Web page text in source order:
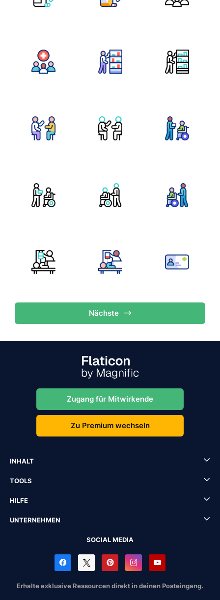
Nächste
Zugang für Mitwirkende
Zu Premium wechseln
INHALT
TOOLS
HILFE
UNTERNEHMEN
SOCIAL MEDIA
Erhalte exklusive Ressourcen direkt in deinen Posteingang.